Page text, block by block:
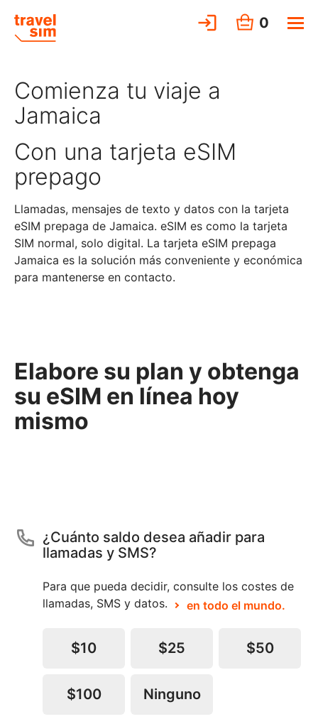
0
Comienza tu viaje a
Jamaica
Con una tarjeta eSIM
prepago
Llamadas, mensajes de texto y datos con la tarjeta
eSIM prepaga de Jamaica. eSIM es como la tarjeta
SIM normal, solo digital. La tarjeta eSIM prepaga
Jamaica es la solución más conveniente y económica
para mantenerse en contacto.
Elabore su plan y obtenga
su eSIM en línea hoy
mismo
¿Cuánto saldo desea añadir para
llamadas y SMS?
Para que pueda decidir, consulte los costes de
llamadas, SMS y datos.
en todo el mundo.
$10 $25 $50
$100 Ninguno